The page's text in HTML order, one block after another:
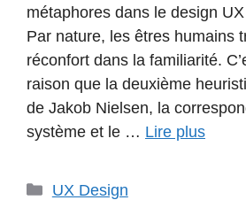
métaphores dans le design
Par nature, les êtres humains
réconfort dans la familiarité.
raison que la deuxième
de Jakob Nielsen, la
système et le … Lire plus
Catégories
UX Design